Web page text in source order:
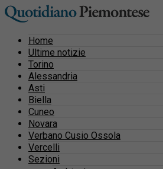
Home
Ultime notizie
Torino
Alessandria
Asti
Biella
Cuneo
Novara
Verbano Cusio Ossola
Vercelli
Sezioni